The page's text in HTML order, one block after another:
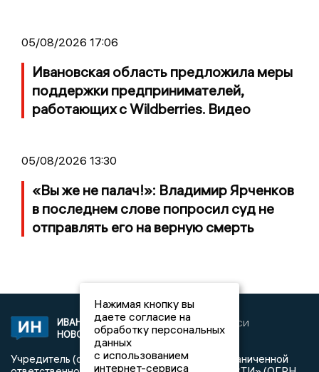
05/08/2026 17:06
Ивановская область предложила меры
поддержки предпринимателей,
работающих с Wildberries. Видео
05/08/2026 13:30
«Вы же не палач!»: Владимир Ярченков
в последнем слове попросил суд не
отправлять его на верную смерть
ИВАНОВСКИЕ
НОВОСТИ
2020 © NEWSIVANOVO.RU | СИ
«Ивановские новости»
Учредитель (соучредители): Общество с ограниченной
Нажимая кнопку вы
даете согласие на
обработку персональных
данных
с использованием
интернет-сервиса